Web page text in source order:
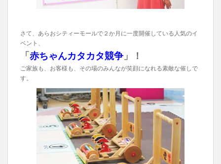
さて、あらおシティーモールで２か月に一度開催している人気のイ
ベント、
「 赤ちゃんカタカタ競争 」！
ご家族も、お客様も、その場のみんなが笑顔になれる素敵な催しで
す。